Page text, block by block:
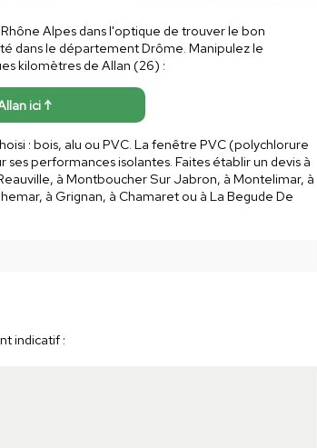
Alpes dans l'optique de trouver le bon
dans le département Drôme. Manipulez le
kilomètres de Allan (26) :
ici ↑
: bois, alu ou PVC. La fenêtre PVC (polychlorure
performances isolantes. Faites établir un devis à
à Montboucher Sur Jabron, à Montelimar, à
à Grignan, à Chamaret ou à La Begude De
indicatif :